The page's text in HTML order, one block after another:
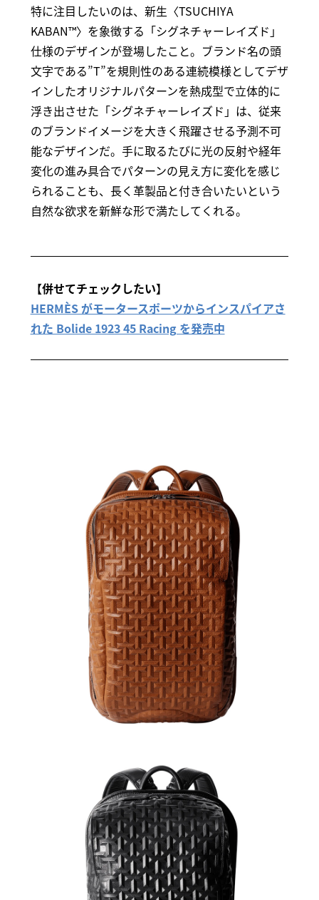
特に注目したいのは、新生〈TSUCHIYA
KABAN™〉を象徴する「シグネチャーレイズド」
仕様のデザインが登場したこと。ブランド名の頭
文字である”T”を規則性のある連続模様としてデザ
インしたオリジナルパターンを熱成型で立体的に
浮き出させた「シグネチャーレイズド」は、従来
のブランドイメージを大きく飛躍させる予測不可
能なデザインだ。手に取るたびに光の反射や経年
変化の進み具合でパターンの見え方に変化を感じ
られることも、長く革製品と付き合いたいという
自然な欲求を新鮮な形で満たしてくれる。
【併せてチェックしたい】
HERMÈS がモータースポーツからインスパイアさ
れた Bolide 1923 45 Racing を発売中